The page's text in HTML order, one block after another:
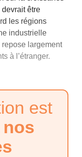
être
les régions
industrielle
repose largement
à l’étranger.
est
nos